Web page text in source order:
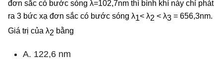
đơn sắc có bước sóng λ=102,7nm thì bình khí này chỉ phát
ra 3 bức xạ đơn sắc có bước sóng λ1< λ2 < λ3 = 656,3nm.
Giá trị của λ2 bằng
A. 122,6 nm